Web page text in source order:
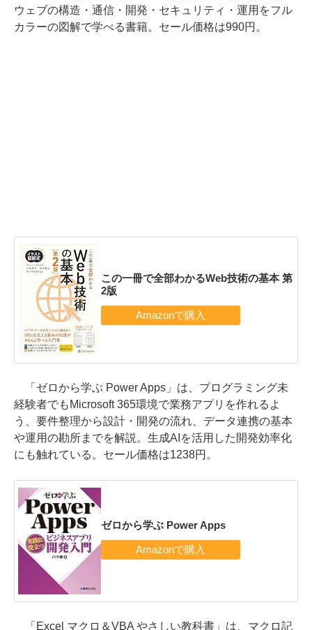
ウェブの構造・通信・開発・セキュリティ・運用をフル
カラーの図解で学べる書籍。セール価格は990円。
この一冊で全部わかるWeb技術の基本 第
2版
「ゼロから学ぶ Power Apps」は、プログラミング未
経験者でもMicrosoft 365環境で業務アプリを作れるよ
う、要件整理から設計・開発の流れ、データ連携の基本
や運用の勘所までを解説。生成AIを活用した開発効率化
にも触れている。セール価格は1238円。
ゼロから学ぶ Power Apps
「Excel マクロ＆VBA やさしい教科書」は、マクロ記